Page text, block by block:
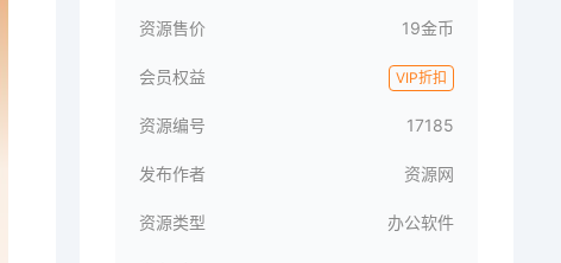
资源售价 19金币
会员权益 VIP折扣
资源编号 17185
发布作者 资源网
资源类型 办公软件